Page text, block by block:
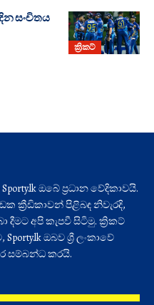
ක්‍රිකට්
සංචිතය
ඔබේ ප්‍රධාන වේදිකාවයි.
ක්‍රීඩිකාවන් පිළිබඳ නිවැරදි,
අපි කැපවී සිටිමු. ක්‍රිකට්
ඔබව ශ්‍රී ලංකාවේ
සම්බන්ධ කරයි.